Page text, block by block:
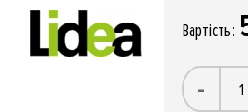
Вартiсть:
-